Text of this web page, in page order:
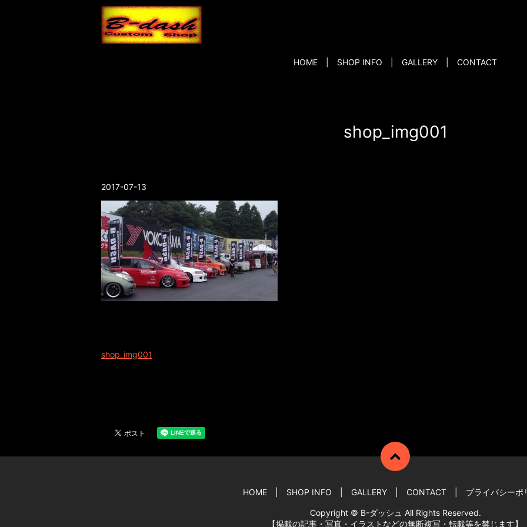
HOME SHOP INFO GALLERY CONTACT
shop_img001
2017-07-13
shop_img001
HOME SHOP INFO GALLERY CONTACT プライバシーポ
Copyright © B-ダッシュ All Rights Reserved.
【掲載の記事・写真・イラストなどの無断複写・転載等を禁じます】